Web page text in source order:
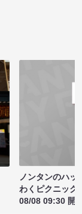
ノンタンのハッ
わくピクニック
08/08 09:30 開